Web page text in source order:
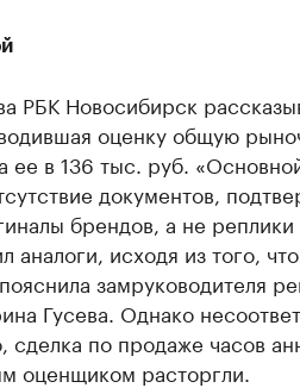
РБК Новосибирск
оценку общую
ее в 136 тыс. руб.
документов,
брендов, а не
исходя из того,
замруководителя
Гусева. Однако
сделка по продаже часов
оценщиком расторгли.